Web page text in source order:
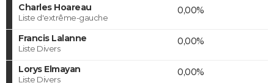
Charles Hoareau
Liste d'extrême-gauche
0,00%
Francis Lalanne
Liste Divers
0,00%
Lorys Elmayan
Liste Divers
0,00%